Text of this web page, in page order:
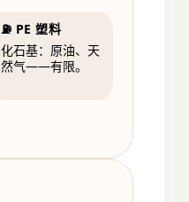
⛽ PE 塑料
化石基：原油、天
然气——有限。